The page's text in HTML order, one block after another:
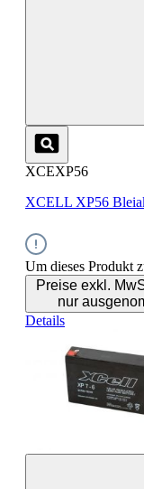
XCEXP56
XCELL XP56
Um dieses Produkt
Preise exkl.
nur
Details